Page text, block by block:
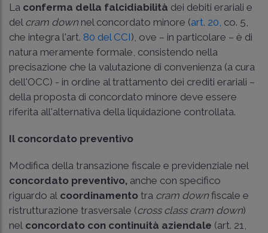
La conferma della falcidiabilità dei debiti erariali e
del cram down nel concordato minore (art. 20, co. 5,
che integra l'art. 80 del CCI), ove – in particolare – è di
natura meramente formale, consistendo nella
precisazione che la valutazione di convenienza (a cura
dell'OCC) - in ordine al trattamento dei crediti erariali –
della proposta di concordato minore deve essere
riferita all'alternativa della liquidazione controllata.
Il concordato preventivo
Modifica della transazione fiscale e previdenziale nel
concordato preventivo, anche con specifico
riguardo al coordinamento tra cram down fiscale e
ristrutturazione trasversale (cross class cram down)
nel concordato con continuità aziendale (art. 21,